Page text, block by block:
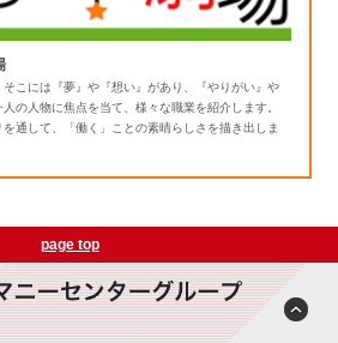
こには『夢』や『想い』があり、『やりがい』や
人の人物に焦点を当て、様々な職業を紹介します。
通して、「働く」ことの素晴らしさを描き出しま
page top